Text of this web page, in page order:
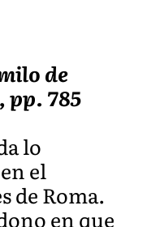
de
pp. 785
lo
el
de Roma.
en que